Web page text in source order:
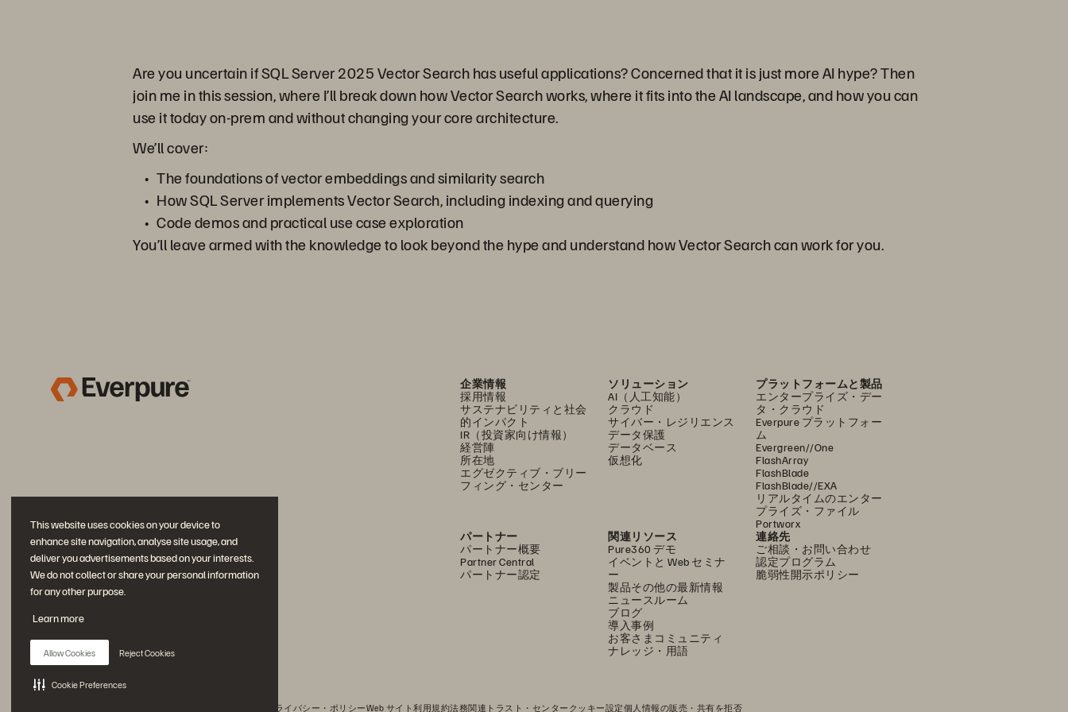
This website uses cookies on your device to
enhance site navigation, analyse site usage, and
deliver you advertisements based on your interests.
We do not collect or share your personal information
for any other purpose.
Learn more
Allow Cookies Reject Cookies
Cookie Preferences
Are you uncertain if SQL Server 2025 Vector Search has useful applications? Concerned that it is just more AI hype? Then
join me in this session, where I’ll break down how Vector Search works, where it fits into the AI landscape, and how you can
use it today on-prem and without changing your core architecture.
We’ll cover:
The foundations of vector embeddings and similarity search
How SQL Server implements Vector Search, including indexing and querying
Code demos and practical use case exploration
You’ll leave armed with the knowledge to look beyond the hype and understand how Vector Search can work for you.
企業情報
採用情報
サステナビリティと社会
的インパクト
IR（投資家向け情報）
経営陣
所在地
エグゼクティブ・ブリー
フィング・センター
ソリューション
AI（人工知能）
クラウド
サイバー・レジリエンス
データ保護
データベース
仮想化
プラットフォームと製品
エンタープライズ・デー
タ・クラウド
Everpure プラットフォー
ム
Evergreen//One
FlashArray
FlashBlade
FlashBlade//EXA
リアルタイムのエンター
プライズ・ファイル
Portworx
パートナー
パートナー概要
Partner Central
パートナー認定
関連リソース
Pure360 デモ
イベントと Web セミナ
ー
製品その他の最新情報
ニュースルーム
ブログ
導入事例
お客さまコミュニティ
ナレッジ・用語
連絡先
ご相談・お問い合わせ
認定プログラム
脆弱性開示ポリシー
公式 SNS
プライバシー・ポリシーWeb サイト利用規約法務関連 トラスト・センター クッキー設定個人情報の販売・共有を拒否